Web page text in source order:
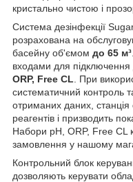
кристально чистою і
Система дезінфекції
розрахована на
басейну об'ємом до 65 м³
входами для підключення
ORP, Free CL . При
систематичний контроль
отриманих даних,
реагентів і призводить
Набори pH, ORP, Free CL
замовлення у нашому
Контрольний блок
дозволяють керувати